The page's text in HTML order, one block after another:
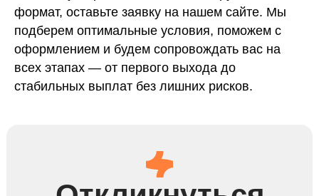
формат, оставьте заявку на нашем сайте. Мы
подберем оптимальные условия, поможем с
оформлением и будем сопровождать вас на
всех этапах — от первого выхода до
стабильных выплат без лишних рисков.